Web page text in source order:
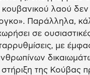
λαού δεν
Παράλληλα,
σε ουσιαστικές
με
στήριξη της Κούβας